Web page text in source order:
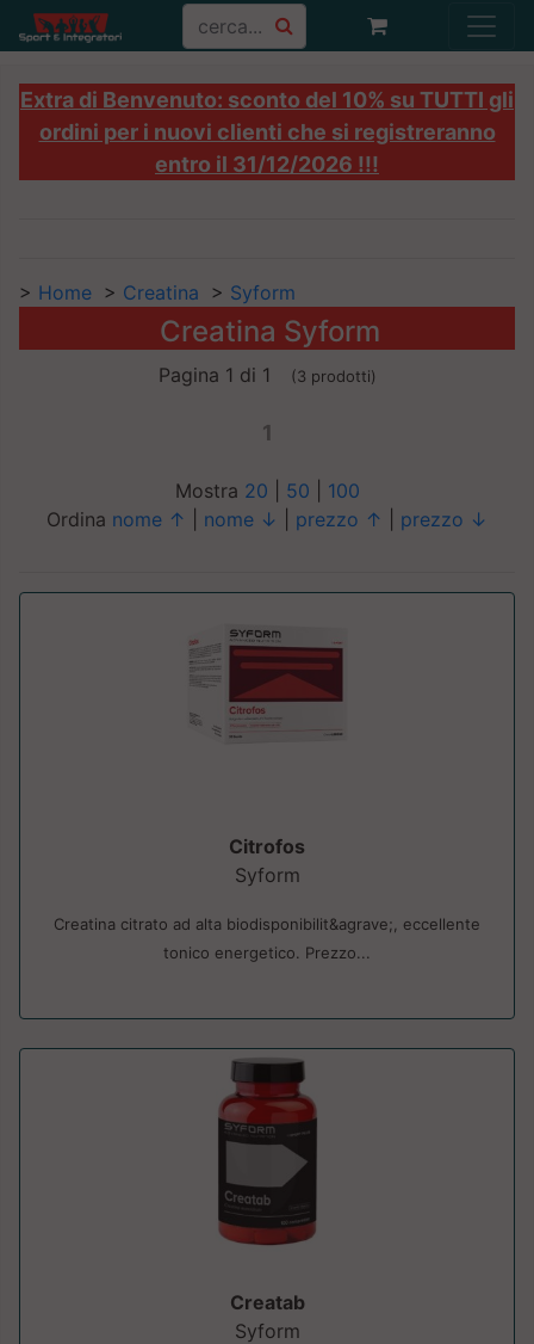
Extra di Benvenuto: sconto del 10% su TUTTI gli
ordini per i nuovi clienti che si registreranno
entro il 31/12/2026 !!!
> Home > Creatina > Syform
Creatina Syform
Pagina 1 di 1 (3 prodotti)
1
Mostra 20 50
100
Ordina nome ↑ nome ↓ prezzo ↑ prezzo ↓
Citrofos
Syform
Creatina citrato ad alta biodisponibilit&agrave;, eccellente
tonico energetico. Prezzo...
Creatab
Syform